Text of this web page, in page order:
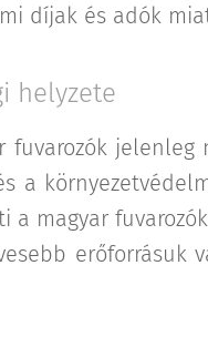
díjak és adók
helyzete
jelenleg
a
magyar
erőforrásuk